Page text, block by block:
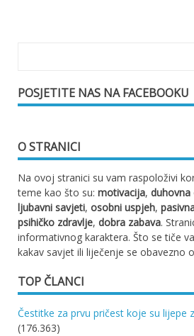
POSJETITE NAS NA FACEBOOKU
O STRANICI
Na ovoj stranici su vam raspoloživi
teme kao što su: motivacija, duhovna
ljubavni savjeti, osobni uspjeh,
psihičko zdravlje, dobra zabava.
informativnog karaktera. Što se tiče
kakav savjet ili liječenje se obavezno
TOP ČLANCI
Čestitke za prvu pričest koje su lijepe
(176.363)